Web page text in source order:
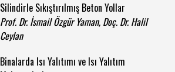
Silindirle Sıkıştırılmış Beton Yollar
Prof. Dr. İsmail Özgür Yaman, Doç. Dr. Halil
Ceylan
Binalarda Isı Yalıtımı ve Isı Yalıtım